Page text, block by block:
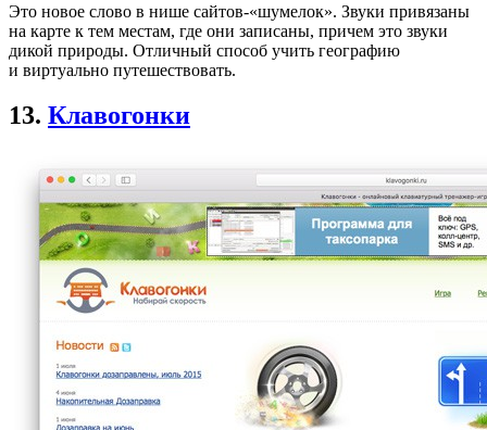
Это новое слово в нише сайтов-«шумелок». Звуки привязаны
на карте к тем местам, где они записаны, причем это звуки
дикой природы. Отличный способ учить географию
и виртуально путешествовать.
13. Клавогонки